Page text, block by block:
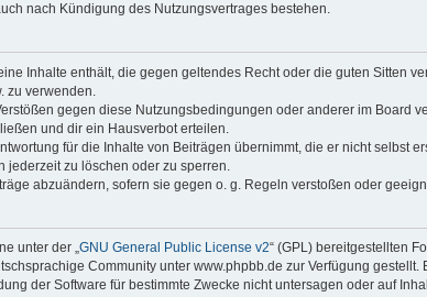
nach Kündigung des Nutzungsvertrages bestehen.
Inhalte enthält, die gegen geltendes Recht oder die guten Sitten
zu verwenden.
gegen diese Nutzungsbedingungen oder anderer im Board
und dir ein Hausverbot erteilen.
für die Inhalte von Beiträgen übernimmt, die er nicht selbst
jederzeit zu löschen oder zu sperren.
abzuändern, sofern sie gegen o. g. Regeln verstoßen oder
unter der „GNU General Public License v2“ (GPL) bereitgestellten
Community unter www.phpbb.de zur Verfügung
der Software für bestimmte Zwecke nicht untersagen oder auf